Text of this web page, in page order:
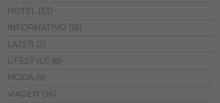
HOTEL (33)
INFORMATIVO (18)
LAZER (2)
LIFESTYLE (8)
MODA (9)
VIAGEM (26)